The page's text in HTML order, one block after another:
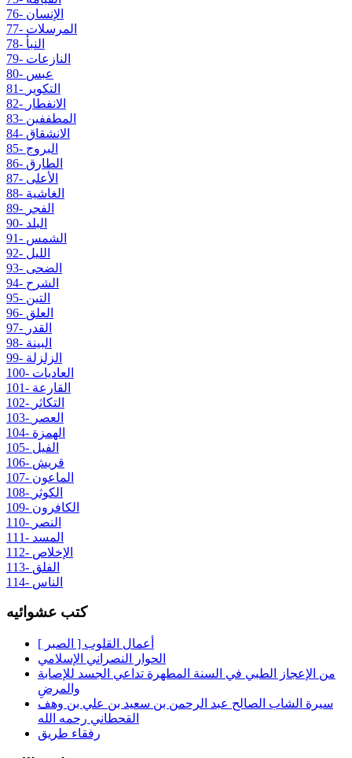
76- الإنسان
77- المرسلات
78- النبأ
79- النازعات
80- عبس
81- التكوير
82- الانفطار
83- المطففين
84- الانشقاق
85- البروج
86- الطارق
87- الأعلى
88- الغاشية
89- الفجر
90- البلد
91- الشمس
92- الليل
93- الضحى
94- الشرح
95- التين
96- العلق
97- القدر
98- البينة
99- الزلزلة
100- العاديات
101- القارعة
102- التكاثر
103- العصر
104- الهمزة
105- الفيل
106- قريش
107- الماعون
108- الكوثر
109- الكافرون
110- النصر
111- المسد
112- الإخلاص
113- الفلق
114- الناس
كتب عشوائيه
أعمال القلوب [ الصبر ]
الحوار النصراني الإسلامي
من الإعجاز الطبي في السنة المطهرة تداعي الجسد للإصابة
والمرضِ
سيرة الشاب الصالح عبد الرحمن بن سعيد بن علي بن وهف
القحطاني رحمه الله
رفقاء طريق